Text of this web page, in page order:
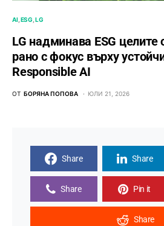
AI ESG LG
LG надминава ESG целите
рано с фокус върху
Responsible AI
ОТ БОРЯНА ПОПОВА ЮЛИ 21, 2026
Share Share
Share Pin it
Share